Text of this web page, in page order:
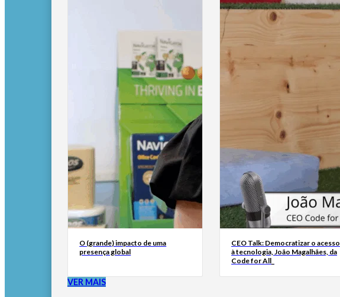
O (grande) impacto de uma
presença global
CEO Talk: Democratizar o acesso
à tecnologia, João Magalhães, da
Code for All_
VER MAIS